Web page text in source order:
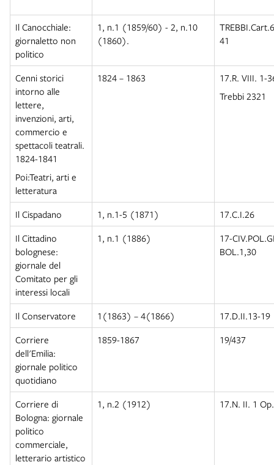
Il Canocchiale:
giornaletto non
politico
1, n.1 (1859/60) - 2, n.10
(1860).
41
Cenni storici
intorno alle
lettere,
invenzioni, arti,
commercio e
spettacoli teatrali.
1824-1841
Poi:Teatri, arti e
letteratura
1824 – 1863
17.R. VIII. 1-
Trebbi 2321
Il Cispadano 1, n.1-5 (1871)
17.C.I.26
Il Cittadino
bolognese:
giornale del
Comitato per gli
interessi locali
1, n.1 (1886)
17-
BOL.1,30
Il Conservatore 1(1863) – 4(1866)
17.D.II.13-19
Corriere
dell'Emilia:
giornale politico
quotidiano
1859-1867 19/437
Corriere di
Bologna: giornale
politico
commerciale,
letterario artistico
1, n.2 (1912) 17.N. II. 1